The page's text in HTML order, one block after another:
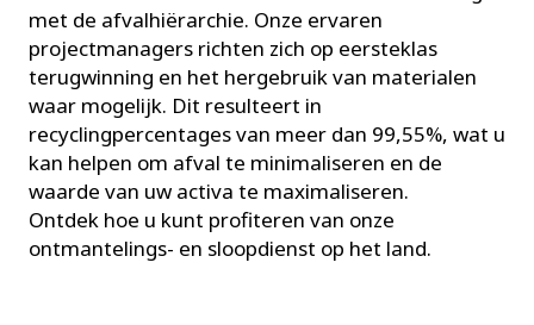
met de afvalhiërarchie. Onze ervaren
projectmanagers richten zich op eersteklas
terugwinning en het hergebruik van materialen
waar mogelijk. Dit resulteert in
recyclingpercentages van meer dan 99,55%, wat u
kan helpen om afval te minimaliseren en de
waarde van uw activa te maximaliseren.
Ontdek hoe u kunt profiteren van onze
ontmantelings- en sloopdienst op het land.